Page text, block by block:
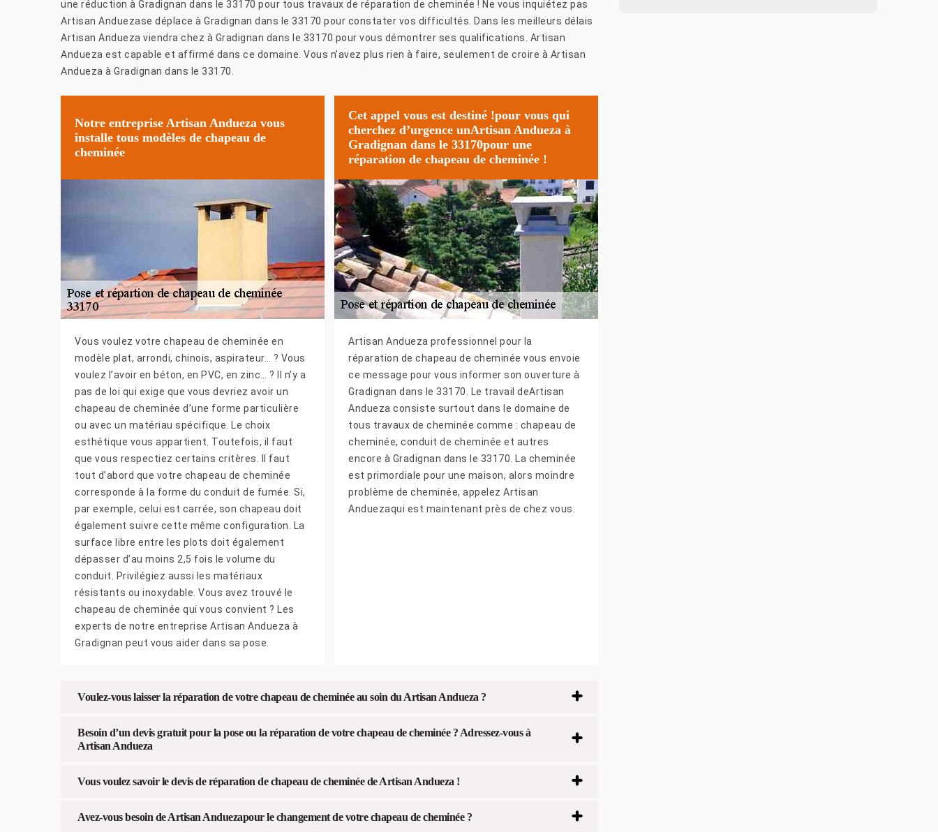
une réduction à Gradignan dans le 33170 pour tous travaux de réparation de cheminée ! Ne vous inquiétez pas
Artisan Anduezase déplace à Gradignan dans le 33170 pour constater vos difficultés. Dans les meilleurs délais
Artisan Andueza viendra chez à Gradignan dans le 33170 pour vous démontrer ses qualifications. Artisan
Andueza est capable et affirmé dans ce domaine. Vous n’avez plus rien à faire, seulement de croire à Artisan
Andueza à Gradignan dans le 33170.
Notre entreprise Artisan Andueza vous
installe tous modèles de chapeau de
cheminée
Vous voulez votre chapeau de cheminée en
modèle plat, arrondi, chinois, aspirateur… ? Vous
voulez l’avoir en béton, en PVC, en zinc… ? Il n’y a
pas de loi qui exige que vous devriez avoir un
chapeau de cheminée d’une forme particulière
ou avec un matériau spécifique. Le choix
esthétique vous appartient. Toutefois, il faut
que vous respectiez certains critères. Il faut
tout d’abord que votre chapeau de cheminée
corresponde à la forme du conduit de fumée. Si,
par exemple, celui est carrée, son chapeau doit
également suivre cette même configuration. La
surface libre entre les plots doit également
dépasser d’au moins 2,5 fois le volume du
conduit. Privilégiez aussi les matériaux
résistants ou inoxydable. Vous avez trouvé le
chapeau de cheminée qui vous convient ? Les
experts de notre entreprise Artisan Andueza à
Gradignan peut vous aider dans sa pose.
Cet appel vous est destiné !pour vous qui
cherchez d’urgence unArtisan Andueza à
Gradignan dans le 33170pour une
réparation de chapeau de cheminée !
Artisan Andueza professionnel pour la
réparation de chapeau de cheminée vous envoie
ce message pour vous informer son ouverture à
Gradignan dans le 33170. Le travail deArtisan
Andueza consiste surtout dans le domaine de
tous travaux de cheminée comme : chapeau de
cheminée, conduit de cheminée et autres
encore à Gradignan dans le 33170. La cheminée
est primordiale pour une maison, alors moindre
problème de cheminée, appelez Artisan
Anduezaqui est maintenant près de chez vous.
Voulez-vous laisser la réparation de votre chapeau de cheminée au soin du Artisan Andueza ?
Besoin d’un devis gratuit pour la pose ou la réparation de votre chapeau de cheminée ? Adressez-vous à
Artisan Andueza
Vous voulez savoir le devis de réparation de chapeau de cheminée de Artisan Andueza !
Avez-vous besoin de Artisan Anduezapour le changement de votre chapeau de cheminée ?